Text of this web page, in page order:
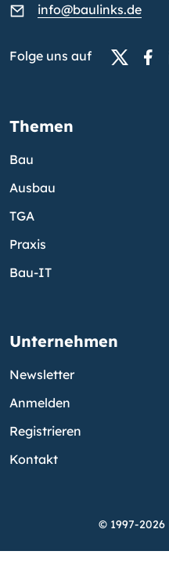
info@baulinks.de
Folge uns auf
Themen
Bau
Ausbau
TGA
Praxis
Bau-IT
Unternehmen
Newsletter
Anmelden
Registrieren
Kontakt
© 1997-2026